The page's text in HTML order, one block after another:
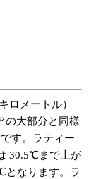
ロメートル）
の大部分と同様
す。ラティー
30.5℃まで上が
となります。ラ